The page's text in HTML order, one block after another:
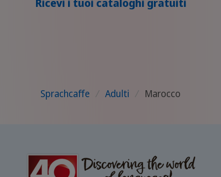
Sprachcaffe / Adulti / Marocco